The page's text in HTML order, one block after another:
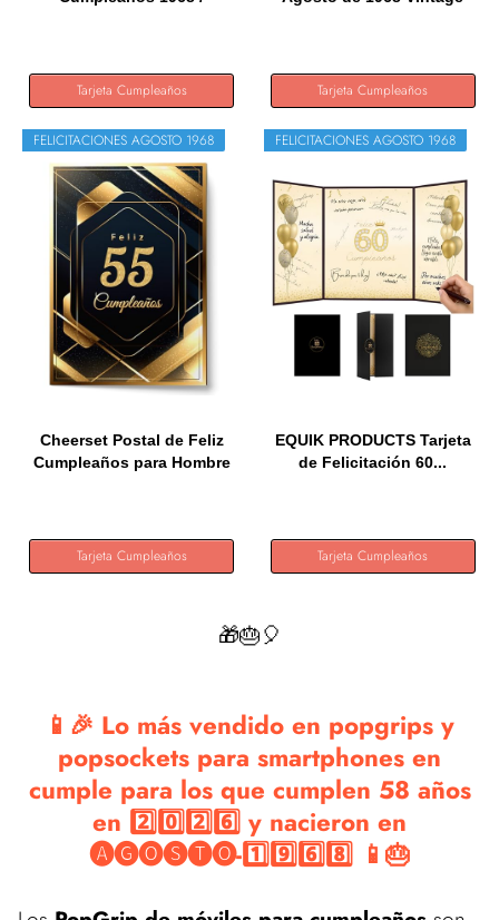
Tarjeta Cumpleaños Tarjeta Cumpleaños
FELICITACIONES AGOSTO 1968
Cheerset Postal de Feliz
Cumpleaños para Hombre
Tarjeta Cumpleaños
FELICITACIONES AGOSTO 1968
EQUIK PRODUCTS Tarjeta
de Felicitación 60...
Tarjeta Cumpleaños
🎁🎂🎈
📱🎉 Lo más vendido en popgrips y
popsockets para smartphones en
cumple para los que cumplen 58 años
en 2️⃣0️⃣2️⃣6️⃣ y nacieron en
🅐🅖🅞🅢🅣🅞-1️⃣9️⃣6️⃣8️⃣ 📱🎂